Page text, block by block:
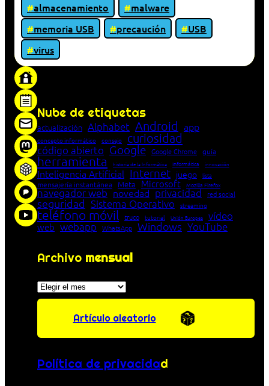
almacenamiento
malware
memoria USB
precaución
USB
virus
Nube de etiquetas
actualización Alphabet Android app
concepto informático consejo curiosidad
código abierto Google Google Chrome guía
herramienta historia de la Informática Informática innovación
Inteligencia Artificial Internet juego lista
mensajería instantánea Meta Microsoft Mozilla Firefox
navegador web novedad privacidad red social
seguridad Sistema Operativo streaming
teléfono móvil truco tutorial Unión Europea vídeo
web webapp WhatsApp Windows YouTube
Archivo mensual
Archivos
Artículo aleatorio
Política de privacidad